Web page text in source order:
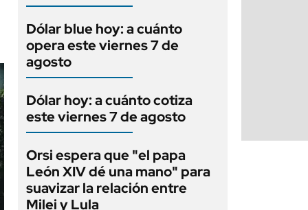
Dólar blue hoy: a cuánto
opera este viernes 7 de
agosto
Dólar hoy: a cuánto cotiza
este viernes 7 de agosto
Orsi espera que "el papa
León XIV dé una mano" para
suavizar la relación entre
Milei y Lula